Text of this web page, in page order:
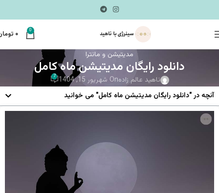
0 ۰
مدیتیشن و مانترا
دانلود رایگان مدیتیشن ماه کامل
ناهید عالم زادهOn شهریور 15, 1404 7
آنچه در "دانلود رایگان مدیتیشن ماه کامل" می خوانید